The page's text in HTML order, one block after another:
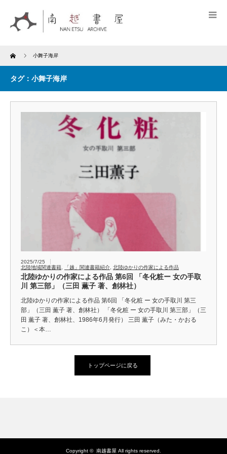
Home 小舞子海岸
タグ：小舞子海岸
2025/7/25
北陸地域関連書籍
「越」関連書籍紹介 北陸ゆかりの作家による作品
北陸ゆかりの作家による作品 第6回 「冬化粧ー 女の手取
川 第三部」（三田 薫子 著、創林社）
北陸ゆかりの作家による作品 第6回 「冬化粧 ー 女の手取川 第三
部」（三田 薫子 著、創林社） 「冬化粧 ー 女の手取川 第三部」（三
田 薫子 著、創林社、1986年6月発行） 三田 薫子（みた・かおる
こ）＜本…
トップページに戻る
Copyright © 南越書屋 All rights reserved.